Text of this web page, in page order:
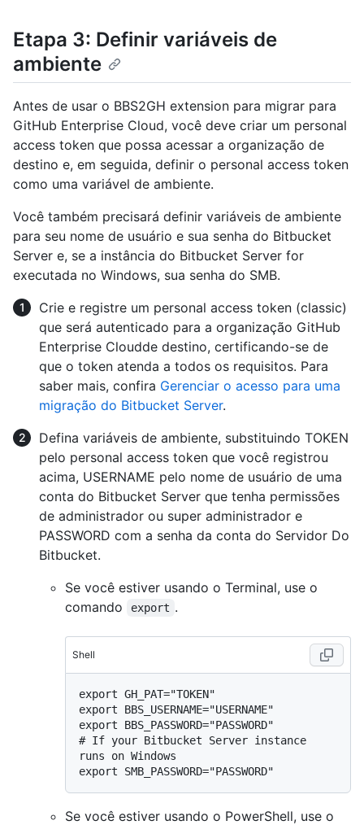
Etapa 3: Definir variáveis de
ambiente
Antes de usar o BBS2GH extension para migrar para
GitHub Enterprise Cloud, você deve criar um personal
access token que possa acessar a organização de
destino e, em seguida, definir o personal access token
como uma variável de ambiente.
Você também precisará definir variáveis de ambiente
para seu nome de usuário e sua senha do Bitbucket
Server e, se a instância do Bitbucket Server for
executada no Windows, sua senha do SMB.
Crie e registre um personal access token (classic)
que será autenticado para a organização GitHub
Enterprise Cloudde destino, certificando-se de
que o token atenda a todos os requisitos. Para
saber mais, confira Gerenciar o acesso para uma
migração do Bitbucket Server.
Defina variáveis de ambiente, substituindo TOKEN
pelo personal access token que você registrou
acima, USERNAME pelo nome de usuário de uma
conta do Bitbucket Server que tenha permissões
de administrador ou super administrador e
PASSWORD com a senha da conta do Servidor Do
Bitbucket.
Se você estiver usando o Terminal, use o
comando
export .
Shell
export GH_PAT="TOKEN"
export BBS_USERNAME="USERNAME"
# If your Bitbucket Server instance
runs on Windows
Se você estiver usando o PowerShell, use o